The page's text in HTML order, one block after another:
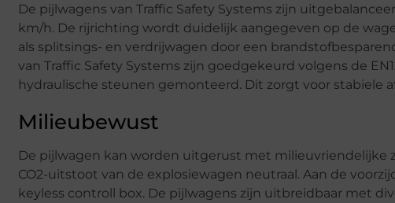
De pijlwagens van Traffic Safety Systems zijn
km/h. De rijrichting wordt duidelijk aangegeven op de
als splitsings- en verdrijwagen door een
van Traffic Safety Systems zijn goedgekeurd volgens de
hydraulische steunen gemonteerd. Dit zorgt voor stabiele
Milieubewust
De pijlwagen kan worden uitgerust met milieuvriendelijke
CO2-uitstoot van de explosiewagen neutraal. Aan de
keyless controll box. De pijlwagens zijn uitbreidbaar met